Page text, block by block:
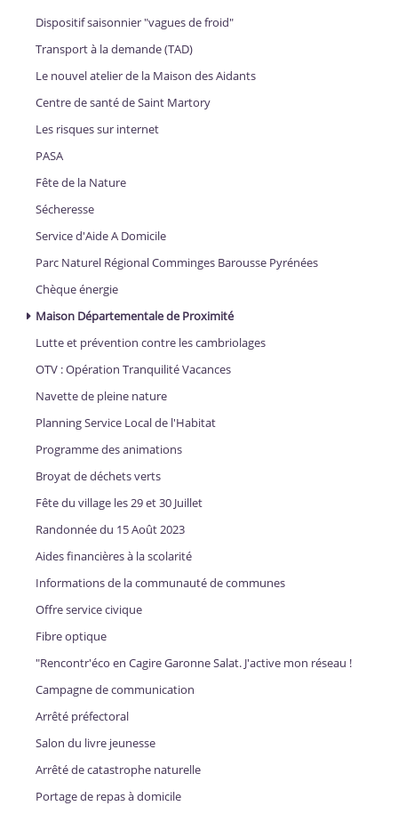
Dispositif saisonnier "vagues de froid"
Transport à la demande (TAD)
Le nouvel atelier de la Maison des Aidants
Centre de santé de Saint Martory
Les risques sur internet
PASA
Fête de la Nature
Sécheresse
Service d'Aide A Domicile
Parc Naturel Régional Comminges Barousse Pyrénées
Chèque énergie
Maison Départementale de Proximité
Lutte et prévention contre les cambriolages
OTV : Opération Tranquilité Vacances
Navette de pleine nature
Planning Service Local de l'Habitat
Programme des animations
Broyat de déchets verts
Fête du village les 29 et 30 Juillet
Randonnée du 15 Août 2023
Aides financières à la scolarité
Informations de la communauté de communes
Offre service civique
Fibre optique
"Rencontr'éco en Cagire Garonne Salat. J'active mon réseau !
Campagne de communication
Arrêté préfectoral
Salon du livre jeunesse
Arrêté de catastrophe naturelle
Portage de repas à domicile